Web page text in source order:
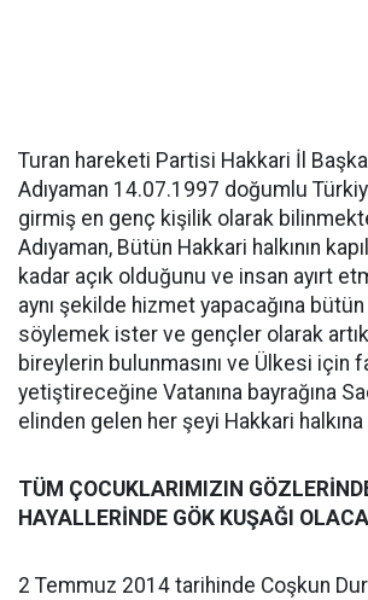
Turan hareketi Partisi Hakkari İl
Adıyaman 14.07.1997 doğumlu
girmiş en genç kişilik olarak
Adıyaman, Bütün Hakkari halkının
kadar açık olduğunu ve insan ayırt
aynı şekilde hizmet yapacağına
söylemek ister ve gençler olarak
bireylerin bulunmasını ve Ülkesi için
yetiştireceğine Vatanına bayrağına
elinden gelen her şeyi Hakkari halkına
TÜM ÇOCUKLARIMIZIN
HAYALLERİNDE GÖK KUŞAĞI
2 Temmuz 2014 tarihinde Coşkun